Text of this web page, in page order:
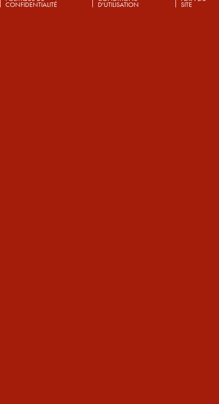
CONFIDENTIALITÉ D'UTILISATION SITE